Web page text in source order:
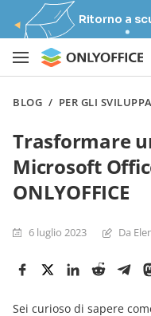
Ritorno a
BLOG / PER GLI
Trasformare
Microsoft
ONLYOFFICE
6 luglio 2023 Da
Sei curioso di sapere